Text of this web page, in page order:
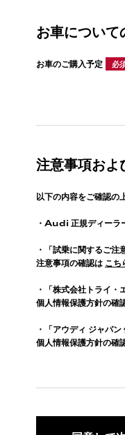
お車について
お車のご購入予定 必
注意事項およ
以下の内容をご確認の
・ Audi 正規ディーラ
・「試乗に関するご注
注意事項の確認は こち
・「株式会社トライ・
個人情報保護方針の確
・「アウディ ジャパ
個人情報保護方針の確